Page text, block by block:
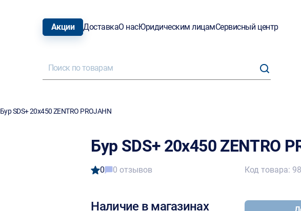
Акции ДоставкаО насЮридическим лицамСервисный центр
Бур SDS+ 20х450 ZENTRO PROJAHN
Бур SDS+ 20х450 ZENTRO
0 0 отзывов
Наличие в магазинах
Код товара: